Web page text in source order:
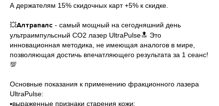
А держателям 15% скидочных карт +5% к скидке.
💥Алтрапалс - самый мощный на сегодняшний день
ультраимпульсный СО2 лазер UltraPulse🔝 Это
инновационная методика, не имеющая аналогов в мире,
позволяющая достичь впечатляющего результата за 1 сеанс!
💯
Основные показания к применению фракционного лазера
UltraPulse:
▪️выраженные признаки старения кожи;